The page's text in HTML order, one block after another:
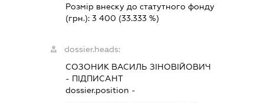
Розмір внеску до статутного фонду
(грн.):3 400 (33.333 %)
dossier.heads:
СОЗОНИК ВАСИЛЬ ЗІНОВІЙОВИЧ
- ПІДПИСАНТ
dossier.position -